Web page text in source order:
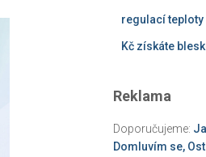
regulací teploty
Kč získáte
Reklama
Doporučujeme:
Domluvím se,